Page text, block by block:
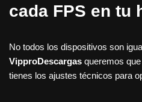
cada FPS en tu
No todos los dispositivos son
VipproDescargas queremos
tienes los ajustes técnicos para